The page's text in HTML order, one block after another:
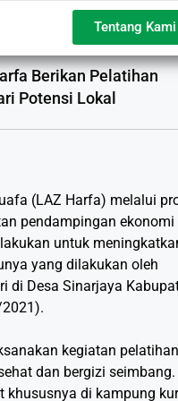
Tentang Kami
Berikan Pelatihan
Potensi Lokal
(LAZ Harfa) melalui
pendampingan ekonomi
untuk
yang dilakukan oleh
di Desa Sinarjaya
kegiatan pelatihan
dan bergizi seimbang.
khususnya di kampung